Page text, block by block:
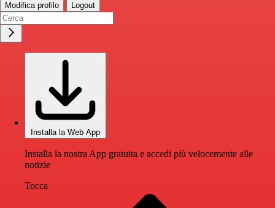
Modifica profilo Logout
Installa la Web App
Installa la nostra App gratuita e accedi più velocemente alle
notizie
Tocca